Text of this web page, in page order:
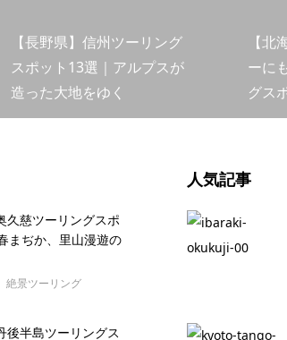
【長野県】信州ツーリング
スポット13選｜アルプスが
造った大地をゆく
【
ーに
グス
久慈ツーリングスポ
まぢか、里山漫遊の
絶景ツーリング
後半島ツーリングス
人気記事